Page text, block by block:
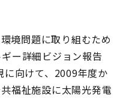
境問題に取り組むため
ー詳細ビジョン報告
向けて、2009年度か
福祉施設に太陽光発電